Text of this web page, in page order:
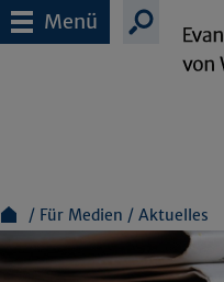
Menü
Für Medien Aktuelles